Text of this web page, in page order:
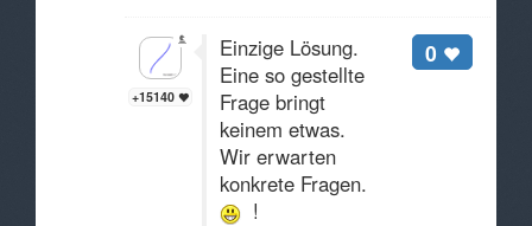
+15140
0
Einzige Lösung.
Eine so gestellte
Frage bringt
keinem etwas.
Wir erwarten
konkrete Fragen.
!